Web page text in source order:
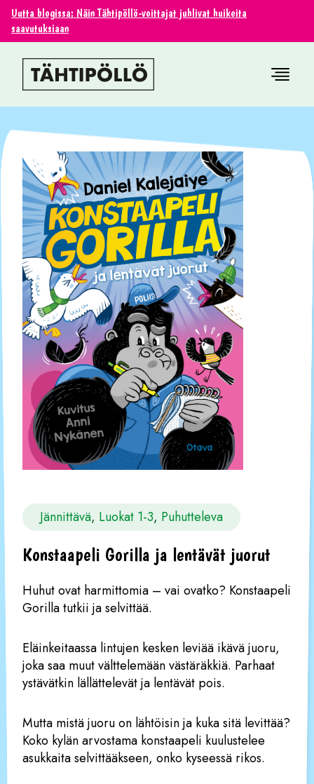
Uutta blogissa: Näin Tähtipöllö-voittajat juhlivat huikeita
saavutuksiaan
Jännittävä, Luokat 1-3, Puhutteleva
Konstaapeli Gorilla ja lentävät juorut
Huhut ovat harmittomia – vai ovatko? Konstaapeli
Gorilla tutkii ja selvittää.
Eläinkeitaassa lintujen kesken leviää ikävä juoru,
joka saa muut välttelemään västäräkkiä. Parhaat
ystävätkin lällättelevät ja lentävät pois.
Mutta mistä juoru on lähtöisin ja kuka sitä levittää?
Koko kylän arvostama konstaapeli kuulustelee
asukkaita selvittääkseen, onko kyseessä rikos.